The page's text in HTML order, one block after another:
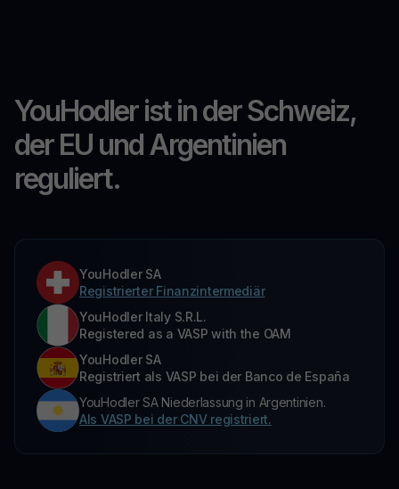
YouHodler ist in der Schweiz,
der EU und Argentinien
reguliert.
YouHodler SA
Registrierter Finanzintermediär
YouHodler Italy S.R.L.
Registered as a VASP with the OAM
YouHodler SA
Registriert als VASP bei der Banco de España
YouHodler SA Niederlassung in Argentinien.
Als VASP bei der CNV registriert.